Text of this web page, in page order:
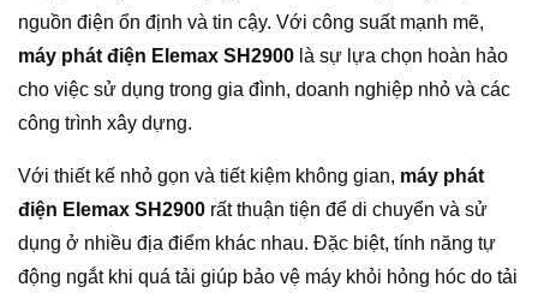
nguồn điện ổn định và tin cậy. Với công suất mạnh mẽ,
máy phát điện Elemax SH2900 là sự lựa chọn hoàn hảo
cho việc sử dụng trong gia đình, doanh nghiệp nhỏ và các
công trình xây dựng.
Với thiết kế nhỏ gọn và tiết kiệm không gian, máy phát
điện Elemax SH2900 rất thuận tiện để di chuyển và sử
dụng ở nhiều địa điểm khác nhau. Đặc biệt, tính năng tự
động ngắt khi quá tải giúp bảo vệ máy khỏi hỏng hóc do tải